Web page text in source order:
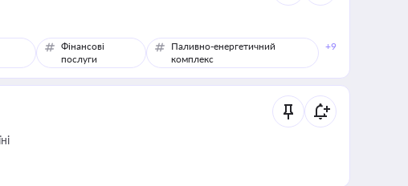
Фінансові
послуги
Паливно-енергетичний
комплекс
+9